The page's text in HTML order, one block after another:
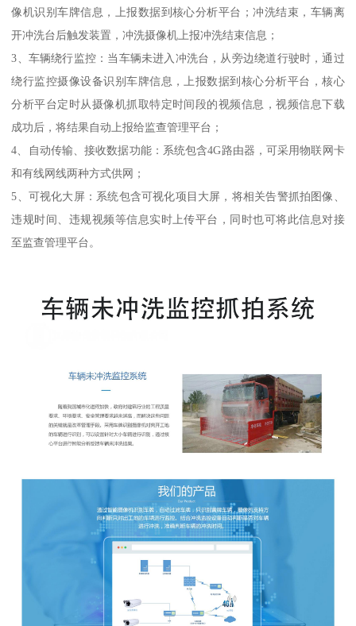
像机识别车牌信息，上报数据到核心分析平台；冲洗结束，车辆离
开冲洗台后触发装置，冲洗摄像机上报冲洗结束信息；
3、车辆绕行监控：当车辆未进入冲洗台，从旁边绕道行驶时，通过
绕行监控摄像设备识别车牌信息，上报数据到核心分析平台，核心
分析平台定时从摄像机抓取特定时间段的视频信息，视频信息下载
成功后，将结果自动上报给监查管理平台；
4、自动传输、接收数据功能：系统包含4G路由器，可采用物联网卡
和有线网线两种方式供网；
5、可视化大屏：系统包含可视化项目大屏，将相关告警抓拍图像、
违规时间、违规视频等信息实时上传平台，同时也可将此信息对接
至监查管理平台。